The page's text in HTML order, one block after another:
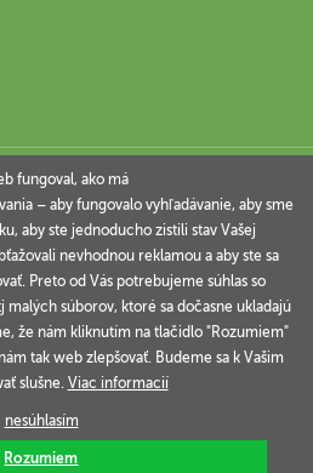
zajišťujeSimplia.cz.
fungoval, ako má
– aby fungovalo vyhľadávanie, aby sme
aby ste jednoducho zistili stav Vašej
nevhodnou reklamou a aby ste sa
Preto od Vás potrebujeme súhlas so
súborov, ktoré sa dočasne ukladajú
že nám kliknutím na tlačidlo "Rozumiem"
tak web zlepšovať. Budeme sa k Vašim
slušne. Viac informacií
nesúhlasím
Rozumiem